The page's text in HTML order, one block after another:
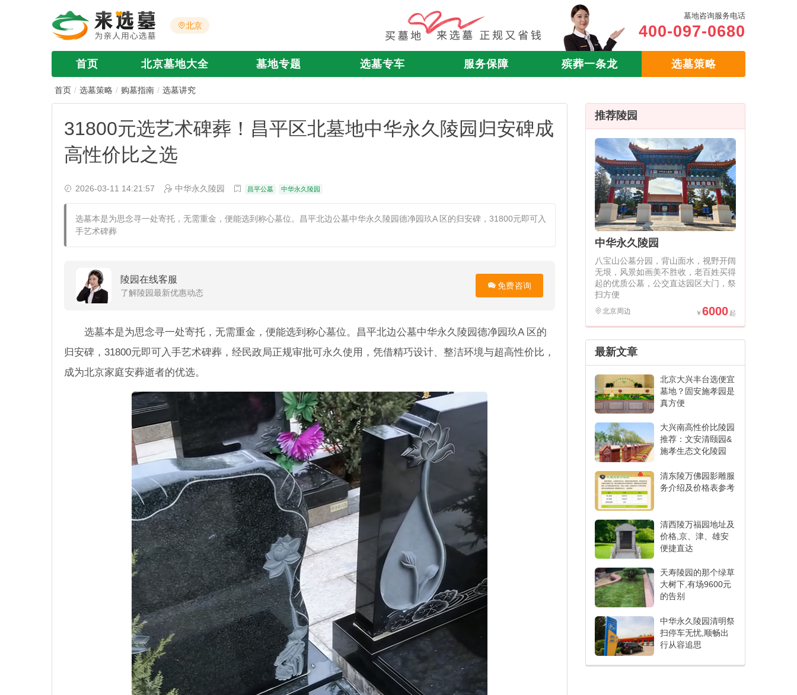
北京
墓地咨询服务电话
400-097-0680
首页 北京墓地大全 墓地专题 选墓专车 服务保障 殡葬一条龙 选墓策略
首页 选墓策略 购墓指南 选墓讲究
31800元选艺术碑葬！昌平区北墓地中华永久陵园归安碑成
高性价比之选
2026-03-11 14:21:57 中华永久陵园 昌平公墓 中华永久陵园
选墓本是为思念寻一处寄托，无需重金，便能选到称心墓位。昌平北边公墓中华永久陵园德净园玖A 区的归安碑，31800元即可入
手艺术碑葬
陵园在线客服
了解陵园最新优惠动态
免费咨询
选墓本是为思念寻一处寄托，无需重金，便能选到称心墓位。昌平北边公墓中华永久陵园德净园玖A 区的
归安碑，31800元即可入手艺术碑葬，经民政局正规审批可永久使用，凭借精巧设计、整洁环境与超高性价比，
成为北京家庭安葬逝者的优选。
推荐陵园
中华永久陵园
八宝山公墓分园，背山面水，视野开阔
无垠，风景如画美不胜收，老百姓买得
起的优质公墓，公交直达园区大门，祭
扫方便
北京周边 6000
最新文章
北京大兴丰台选便宜
墓地？固安施孝园是
真方便
大兴南高性价比陵园
推荐：文安清颐园&
施孝生态文化陵园
清东陵万佛园影雕服
务介绍及价格表参考
清西陵万福园地址及
价格,京、津、雄安
便捷直达
天寿陵园的那个绿草
大树下,有场9600元
的告别
中华永久陵园清明祭
扫停车无忧,顺畅出
行从容追思